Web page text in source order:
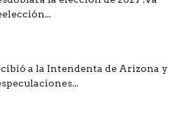
a la Intendenta de Arizona y